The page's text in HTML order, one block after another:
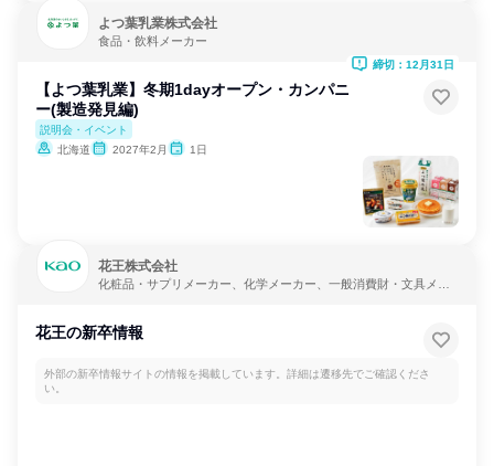
よつ葉乳業株式会社
食品・飲料メーカー
【よつ葉乳業】冬期1dayオープン・カンパニ
ー(製造発見編)
説明会・イベント
北海道
2027年2月 1日
締切：12月31日
花王株式会社
化粧品・サプリメーカー、化学メーカー、一般消費財・文具メー
花王の新卒情報
外部の新卒情報サイトの情報を掲載しています。詳細は遷移先でご確認くださ
い。